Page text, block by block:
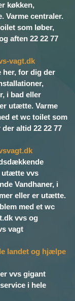
køkken,
Varme centraler.
som løber,
aften 22 22 77
vagt.dk
her, for dig der
i bad eller
utætte. Varme
et wc toilet som
altid 22 22 77
utætte vvs
Vandhaner, i
eller er utætte.
med et wc
vvs og
vagt
landet og hjælpe
vvs gigant
i hele